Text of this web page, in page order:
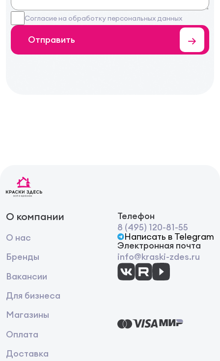
Согласие на обработку персональных данных
Отправить →
О компании
О нас
Бренды
Вакансии
Для бизнеса
Магазины
Оплата
Доставка
Телефон
8 (495) 120-81-55
Написать в Telegram
Электронная почта
info@kraski-zdes.ru